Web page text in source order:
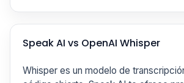
Speak AI vs OpenAI Whisper
Whisper es un modelo de